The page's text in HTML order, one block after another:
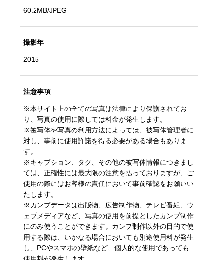
60.2MB/JPEG
撮影年
2015
注意事項
※本サイト上の全ての写真は法律により保護されてお
り、写真の使用に際しては料金が発生します。
※被写体や写真の利用方法によっては、被写体管理者に
対し、事前に使用許諾を得る必要がある場合もありま
す。
※キャプション、タグ、その他の被写体情報につきまし
ては、正確性には最大限の注意を払っておりますが、ご
使用の際にはお客様の責任において事前確認をお願いい
たします。
※カンプデータは出版物、広告制作物、テレビ番組、ウ
ェブメディアなど、写真の使用を前提としたカンプ制作
にのみ使うことができます。カンプ制作以外の目的で使
用する際は、いかなる場合においても別途使用料が発生
し、PCやスマホの壁紙など、個人的な使用であっても